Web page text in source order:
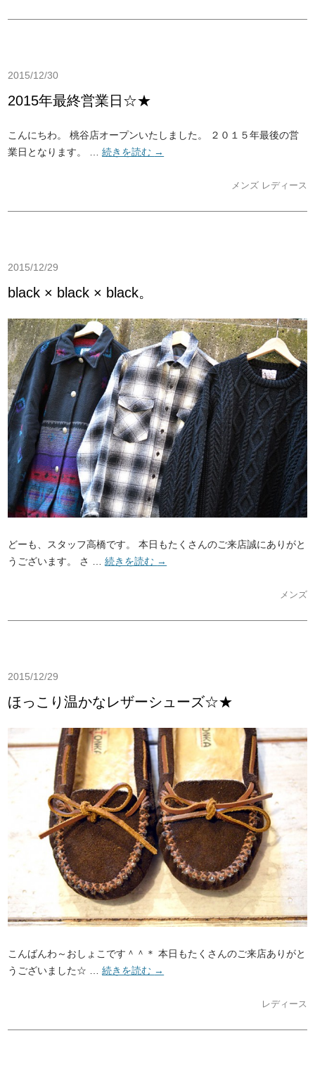
2015/12/30
2015年最終営業日☆★
こんにちわ。 桃谷店オープンいたしました。 ２０１５年最後の営
業日となります。 …続きを読む →
メンズ レディース
2015/12/29
black × black × black。
どーも、スタッフ高橋です。 本日もたくさんのご来店誠にありがと
うございます。 さ …続きを読む →
メンズ
2015/12/29
ほっこり温かなレザーシューズ☆★
こんばんわ～おしょこです＾＾＊ 本日もたくさんのご来店ありがと
うございました☆ …続きを読む →
レディース